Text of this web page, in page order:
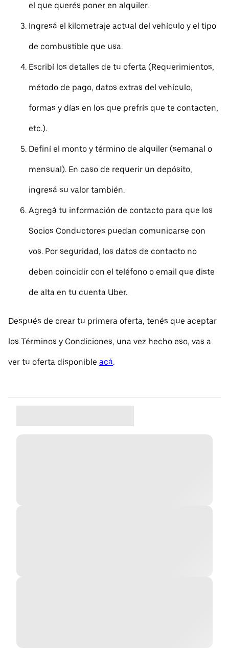
el que querés poner en alquiler.
Ingresá el kilometraje actual del vehículo y el tipo
de combustible que usa.
Escribí los detalles de tu oferta (Requerimientos,
método de pago, datos extras del vehículo,
formas y días en los que prefrís que te contacten,
etc.).
Definí el monto y término de alquiler (semanal o
mensual). En caso de requerir un depósito,
ingresá su valor también.
Agregá tu información de contacto para que los
Socios Conductores puedan comunicarse con
vos. Por seguridad, los datos de contacto no
deben coincidir con el teléfono o email que diste
de alta en tu cuenta Uber.
Después de crear tu primera oferta, tenés que aceptar
los Términos y Condiciones, una vez hecho eso, vas a
ver tu oferta disponible acá.